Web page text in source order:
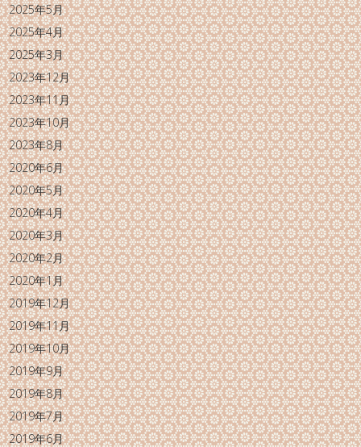
2025年5月
2025年4月
2025年3月
2023年12月
2023年11月
2023年10月
2023年8月
2020年6月
2020年5月
2020年4月
2020年3月
2020年2月
2020年1月
2019年12月
2019年11月
2019年10月
2019年9月
2019年8月
2019年7月
2019年6月